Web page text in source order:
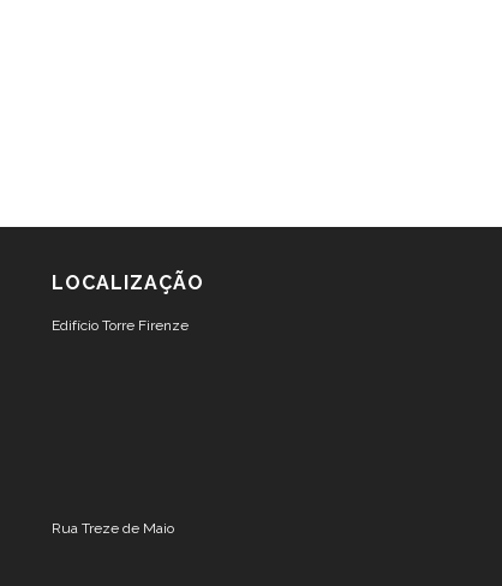
LOCALIZAÇÃO
Edifício Torre Firenze
Rua Treze de Maio